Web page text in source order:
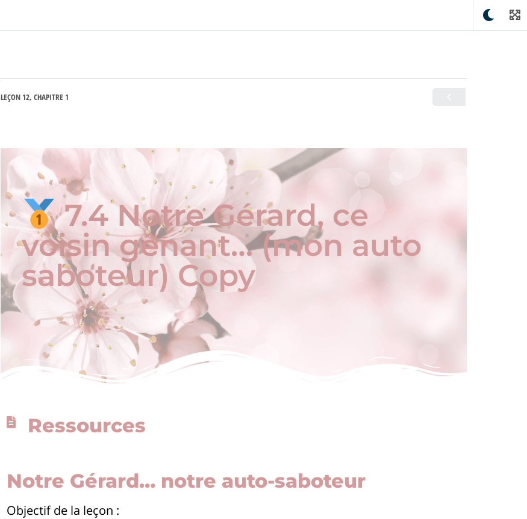
LEÇON 12, CHAPITRE 1
7.4 Notre Gérard, ce
voisin gênant… (mon auto
saboteur) Copy
Ressources
Notre Gérard… notre auto-saboteur
Objectif de la leçon :